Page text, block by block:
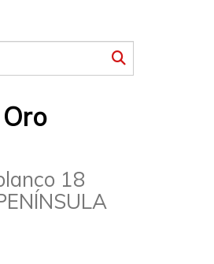
18